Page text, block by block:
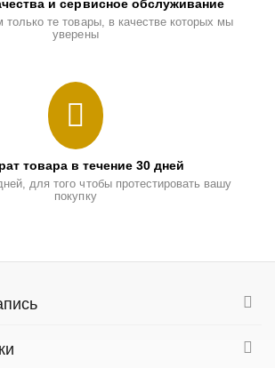
и сервисное обслуживание
те товары, в качестве которых мы
уверены
товара в течение 30 дней
для того чтобы протестировать вашу
покупку